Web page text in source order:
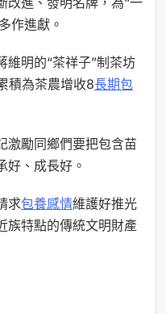
作進獻。
維明的“茶祥子”制茶坊
積為茶農增收8長期包
激勵同鄉們要把包含苗
好、成長好。
求包養感情維護好推光
族特點的傳統文明財產